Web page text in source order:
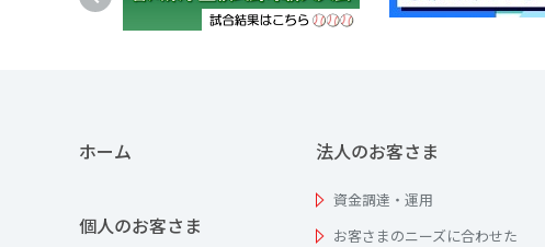
ホーム
個人のお客さま
法人のお客さま
資金調達・運用
お客さまのニーズに合わせた